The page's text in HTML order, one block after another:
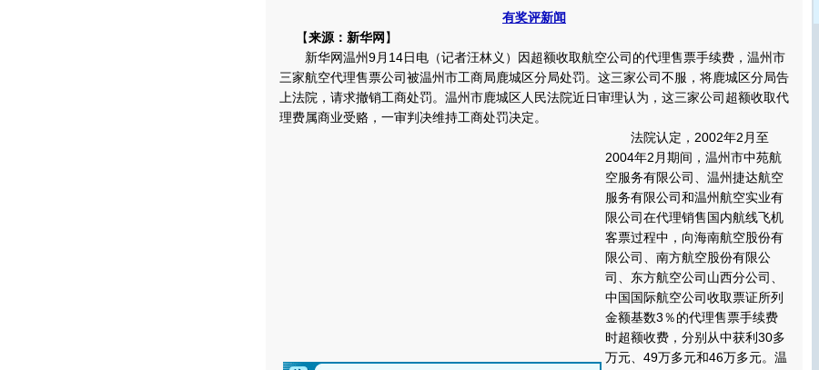
有奖评新闻
【来源：新华网 】
新华网温州9月14日电（记者汪林义）因超额收取航空公司的代理售票手续费，温州市
三家航空代理售票公司被温州市工商局鹿城区分局处罚。这三家公司不服，将鹿城区分局告
上法院，请求撤销工商处罚。温州市鹿城区人民法院近日审理认为，这三家公司超额收取代
理费属商业受赂，一审判决维持工商处罚决定。
法院认定，2002年2月至
2004年2月期间，温州市中苑航
空服务有限公司、温州捷达航空
服务有限公司和温州航空实业有
限公司在代理销售国内航线飞机
客票过程中，向海南航空股份有
限公司、南方航空股份有限公
司、东方航空公司山西分公司、
中国国际航空公司收取票证所列
金额基数3％的代理售票手续费
时超额收费，分别从中获利30多
万元、49万多元和46万多元。温